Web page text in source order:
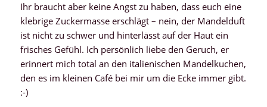
Ihr braucht aber keine Angst zu haben, dass euch eine
klebrige Zuckermasse erschlägt – nein, der Mandelduft
ist nicht zu schwer und hinterlässt auf der Haut ein
frisches Gefühl. Ich persönlich liebe den Geruch, er
erinnert mich total an den italienischen Mandelkuchen,
den es im kleinen Café bei mir um die Ecke immer gibt.
:-)